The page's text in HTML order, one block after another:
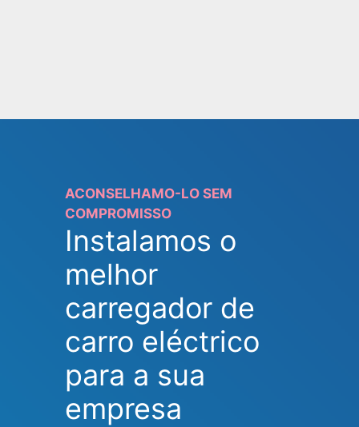
ACONSELHAMO-LO SEM
COMPROMISSO
Instalamos o
melhor
carregador de
carro eléctrico
para a sua
empresa